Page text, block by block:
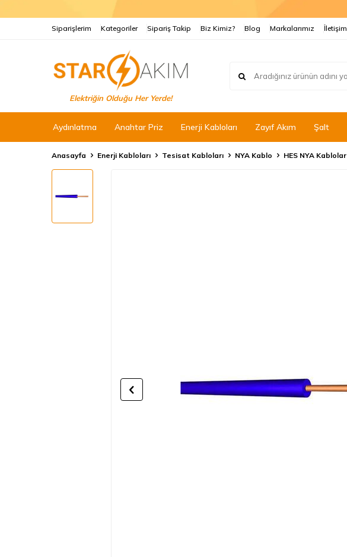
Siparişlerim Kategoriler Sipariş Takip Biz Kimiz? Blog Markalarımız İletişim
Elektriğin Olduğu Her Yerde!
Aydınlatma Anahtar Priz Enerji Kabloları Zayıf Akım Şalt
Anasayfa Enerji Kabloları Tesisat Kabloları NYA Kablo HES NYA Kablolar